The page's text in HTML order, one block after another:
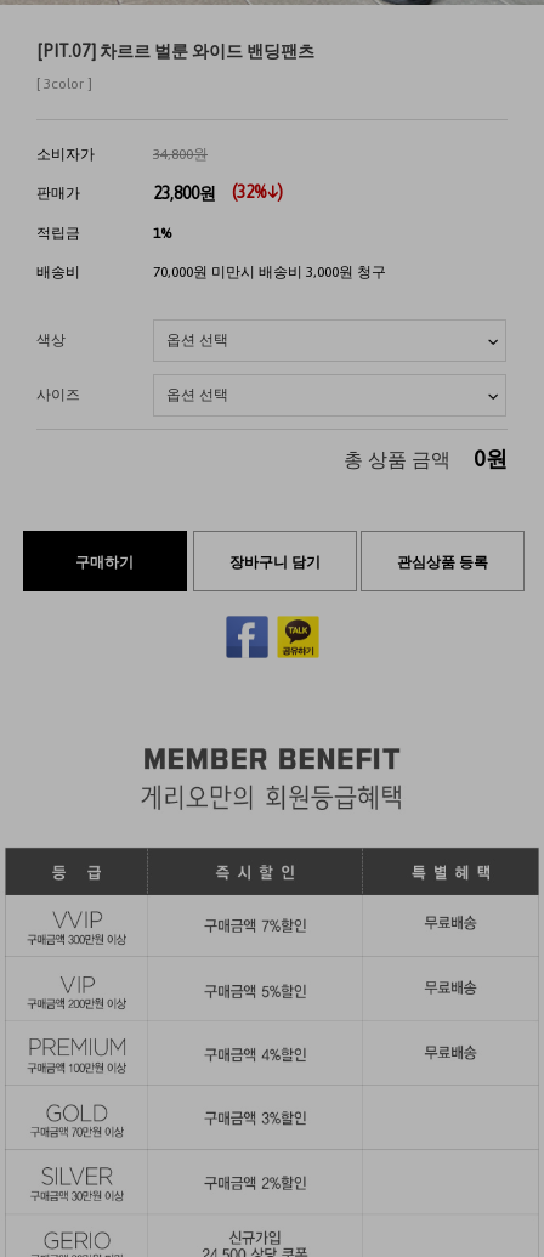
[PIT.07] 차르르 벌룬 와이드 밴딩팬츠
[ 3color ]
소비자가 34,800원
판매가 23,800원 (32%↓)
적립금 1%
배송비 70,000원 미만시 배송비 3,000원 청구
색상
사이즈
총 상품 금액 0원
구매하기 장바구니 담기 관심상품 등록